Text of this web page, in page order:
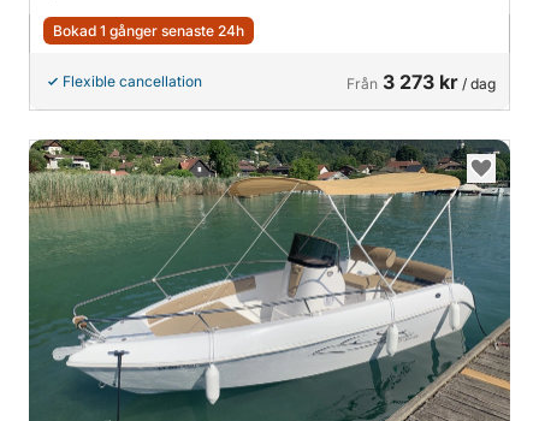
Bokad 1 gånger senaste 24h
Flexible cancellation Från 3 273 kr / dag